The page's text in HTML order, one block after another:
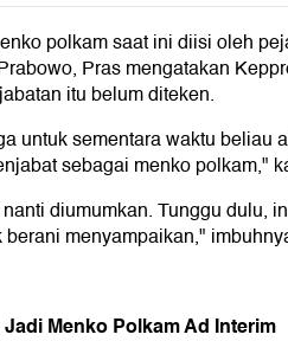
polkam saat ini diisi oleh
Pras mengatakan
itu belum diteken.
untuk sementara waktu beliau
sebagai menko polkam,"
diumumkan. Tunggu dulu,
berani menyampaikan,"
Menko Polkam Ad Interim